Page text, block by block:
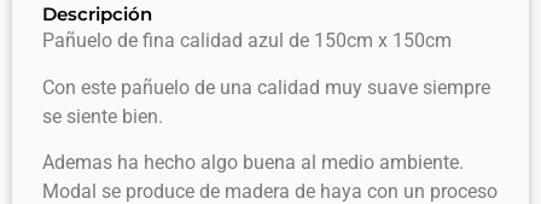
Descripción
Pañuelo de fina calidad azul de 150cm x 150cm
Con este pañuelo de una calidad muy suave siempre
se siente bien.
Ademas ha hecho algo buena al medio ambiente.
Modal se produce de madera de haya con un proceso